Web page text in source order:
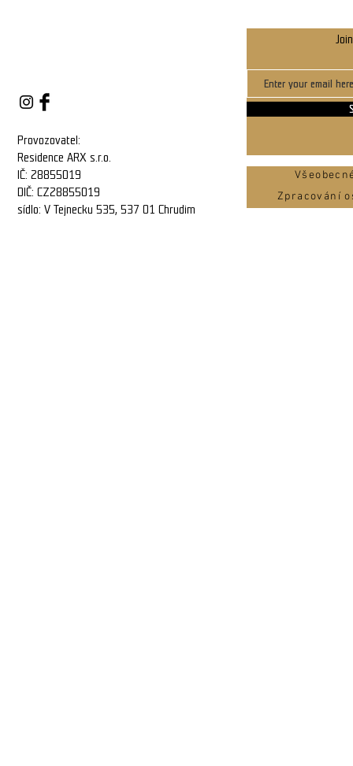
Provozovatel:
Residence ARX s.r.o.
IČ: 28855019
DIČ: CZ28855019
sídlo: V Tejnecku 535, 537 01 Chrudim
Zpracování